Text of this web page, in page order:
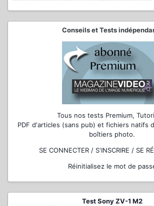
Conseils et Tests
Tous nos tests Premium,
PDF d'articles (sans pub) et fichiers natifs
boîtiers photo.
SE CONNECTER / S'INSCRIRE / SE
Réinitialisez le mot de
Test Sony ZV-1 M2